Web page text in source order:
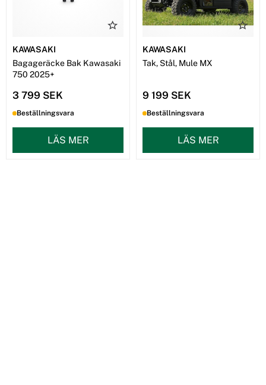
KAWASAKI
Bagageräcke Bak Kawasaki
750 2025+
3 799 SEK
Beställningsvara
LÄS MER
KAWASAKI
Tak, Stål, Mule MX
9 199 SEK
Beställningsvara
LÄS MER